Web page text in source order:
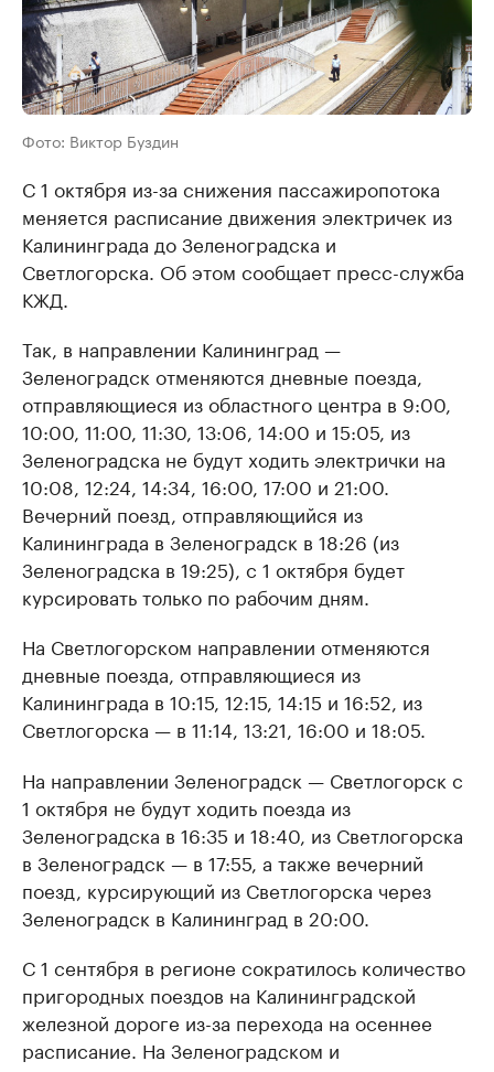
Фото: Виктор Буздин
С 1 октября из-за снижения пассажиропотока
меняется расписание движения электричек из
Калининграда до Зеленоградска и
Светлогорска. Об этом сообщает пресс-служба
КЖД.
Так, в направлении Калининград —
Зеленоградск отменяются дневные поезда,
отправляющиеся из областного центра в 9:00,
10:00, 11:00, 11:30, 13:06, 14:00 и 15:05, из
Зеленоградска не будут ходить электрички на
10:08, 12:24, 14:34, 16:00, 17:00 и 21:00.
Вечерний поезд, отправляющийся из
Калининграда в Зеленоградск в 18:26 (из
Зеленоградска в 19:25), с 1 октября будет
курсировать только по рабочим дням.
На Светлогорском направлении отменяются
дневные поезда, отправляющиеся из
Калининграда в 10:15, 12:15, 14:15 и 16:52, из
Светлогорска — в 11:14, 13:21, 16:00 и 18:05.
На направлении Зеленоградск — Светлогорск с
1 октября не будут ходить поезда из
Зеленоградска в 16:35 и 18:40, из Светлогорска
в Зеленоградск — в 17:55, а также вечерний
поезд, курсирующий из Светлогорска через
Зеленоградск в Калининград в 20:00.
С 1 сентября в регионе сократилось количество
пригородных поездов на Калининградской
железной дороге из-за перехода на осеннее
расписание. На Зеленоградском и